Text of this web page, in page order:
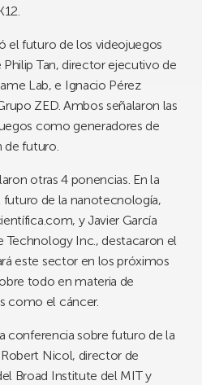
el futuro de los videojuegos
Tan, director ejecutivo de
Lab, e Ignacio Pérez
ZED. Ambos señalaron las
como generadores de
de futuro.
otras 4 ponencias. En la
futuro de la nanotecnología,
y Javier García
Technology Inc., destacaron el
este sector en los próximos
todo en materia de
como el cáncer.
conferencia sobre futuro de la
Nicol, director de
Broad Institute del MIT y